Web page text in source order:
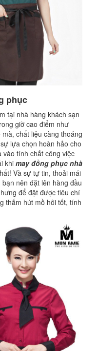
phục
tại nhà hàng khách sạn
giờ cao điểm như
chất liệu càng thoáng
lựa chọn hoàn hảo cho
vào tính chất công việc
khi may đồng phục nhà
Và sự tự tin, thoải mái
nên đặt lên hàng đầu
để đặt được tiêu chí
thấm hút mồ hôi tốt, tính